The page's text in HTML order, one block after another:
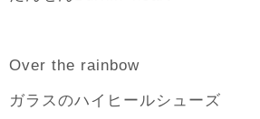
Over the rainbow
ガラスのハイヒールシューズ